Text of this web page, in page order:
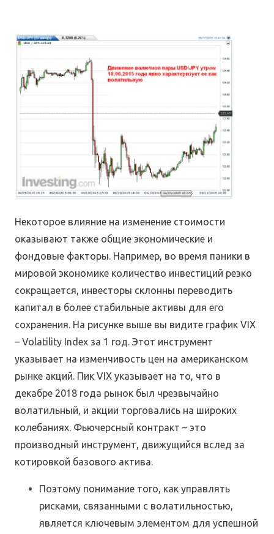
Некоторое влияние на изменение стоимости
оказывают также общие экономические и
фондовые факторы. Например, во время паники в
мировой экономике количество инвестиций резко
сокращается, инвесторы склонны переводить
капитал в более стабильные активы для его
сохранения. На рисунке выше вы видите график VIX
– Volatility Index за 1 год. Этот инструмент
указывает на изменчивость цен на американском
рынке акций. Пик VIX указывает на то, что в
декабре 2018 года рынок был чрезвычайно
волатильный, и акции торговались на широких
колебаниях. Фьючерсный контракт – это
производный инструмент, движущийся вслед за
котировкой базового актива.
Поэтому понимание того, как управлять
рисками, связанными с волатильностью,
является ключевым элементом для успешной